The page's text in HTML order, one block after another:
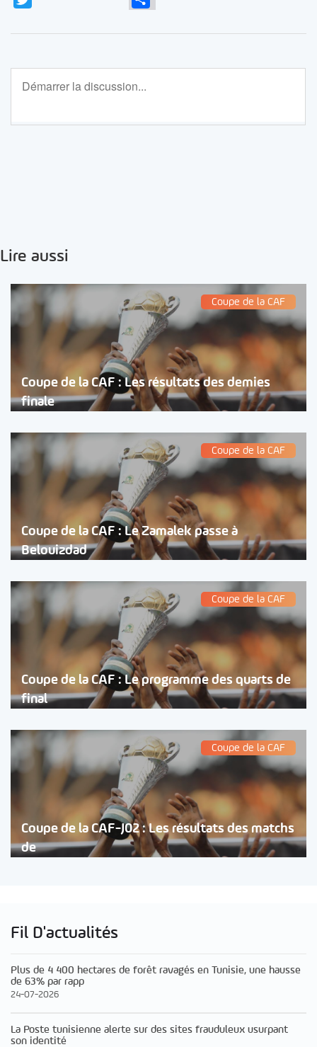
Lire aussi
Coupe de la CAF
Coupe de la CAF : Les résultats des demies
finale
Coupe de la CAF
Coupe de la CAF : Le Zamalek passe à
Belouizdad
Coupe de la CAF
Coupe de la CAF : Le programme des quarts de
final
Coupe de la CAF
Coupe de la CAF-J02 : Les résultats des matchs
de
Fil D'actualités
Plus de 4 400 hectares de forêt ravagés en Tunisie, une hausse
de 63% par rapp
24-07-2026
La Poste tunisienne alerte sur des sites frauduleux usurpant
son identité